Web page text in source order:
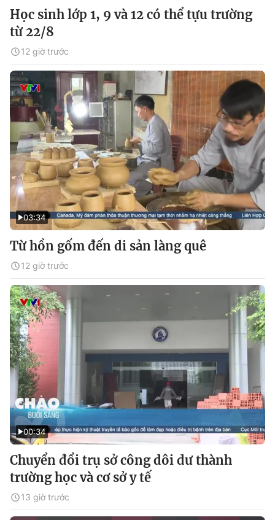
Học sinh lớp 1, 9 và 12 có thể tựu trường
từ 22/8
12 giờ trước
03:34
Từ hồn gốm đến di sản làng quê
12 giờ trước
00:34
Chuyển đổi trụ sở công dôi dư thành
trường học và cơ sở y tế
13 giờ trước